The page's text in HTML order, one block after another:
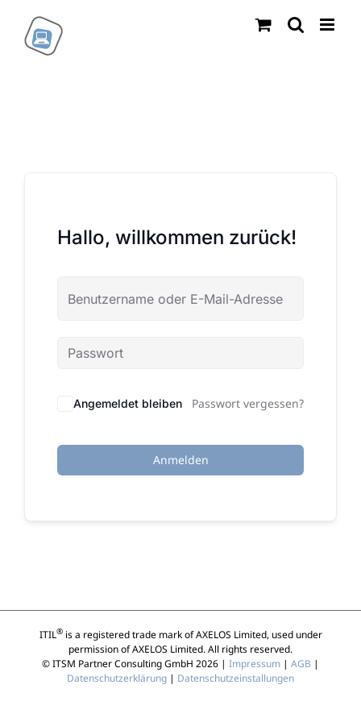
Inhalt
springen
Hallo, willkommen zurück!
Angemeldet bleiben Passwort vergessen?
Anmelden
ITIL®is a registered trade mark of AXELOS Limited, used under
permission of AXELOS Limited. All rights reserved.
© ITSM Partner Consulting GmbH 2026 | Impressum | AGB |
Datenschutzerklärung | Datenschutzeinstallungen